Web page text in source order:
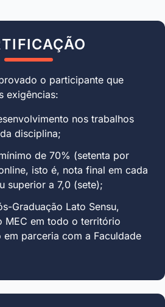
o participante que
exigências:
nos trabalhos
disciplina;
de 70% (setenta por
isto é, nota final em cada
superior a 7,0 (sete);
Graduação Lato Sensu,
MEC em todo o território
em parceria com a Faculdade